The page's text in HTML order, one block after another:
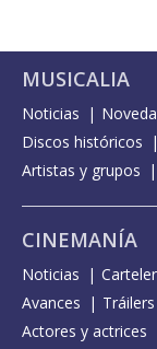
MUSICALIA
Noticias
Discos históricos
Artistas y grupos
CINEMANÍA
Noticias
Avances
Tráilers
Actores y actrices